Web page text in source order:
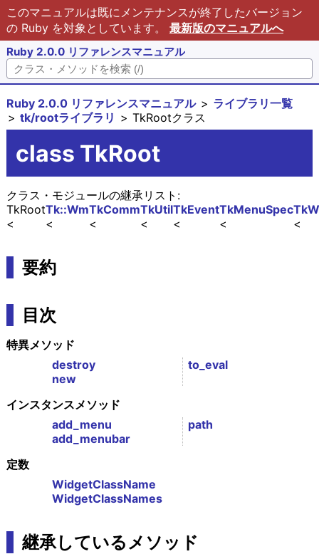
このマニュアルは既にメンテナンスが終了したバージョン
の Ruby を対象としています。 最新版のマニュアルへ
Ruby 2.0.0 リファレンスマニュアル
Ruby 2.0.0 リファレンスマニュアル
ライブラリ一覧
tk/rootライブラリ
TkRootクラス
class TkRoot
クラス・モジュールの継承リスト:
TkMenuSpec
TkEvent
TkUtil
TkComm
Tk::Wm
TkRoot
要約
目次
特異メソッド
destroy
new
to_eval
インスタンスメソッド
add_menu
add_menubar
path
定数
WidgetClassName
WidgetClassNames
継承しているメソッド